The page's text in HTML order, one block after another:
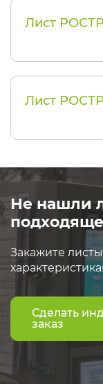
Лист
Лист
Не нашли
Закажите
Сделать
заказ